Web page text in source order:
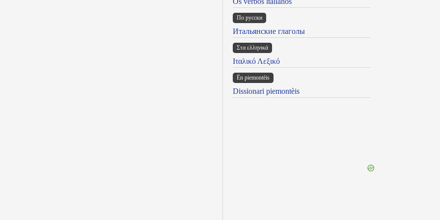
По русски
Итальянские глаголы
Στα ελληνικά
Ιταλικό Λεξικό
Ën piemontèis
Dissionari piemontèis